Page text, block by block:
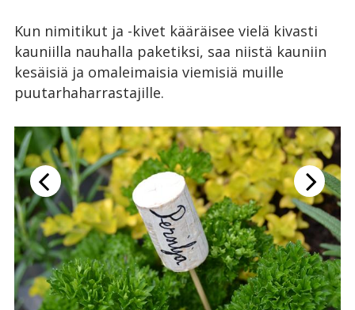
Kun nimitikut ja -kivet kääräisee vielä kivasti
kauniilla nauhalla paketiksi, saa niistä kauniin
kesäisiä ja omaleimaisia viemisiä muille
puutarhaharrastajille.